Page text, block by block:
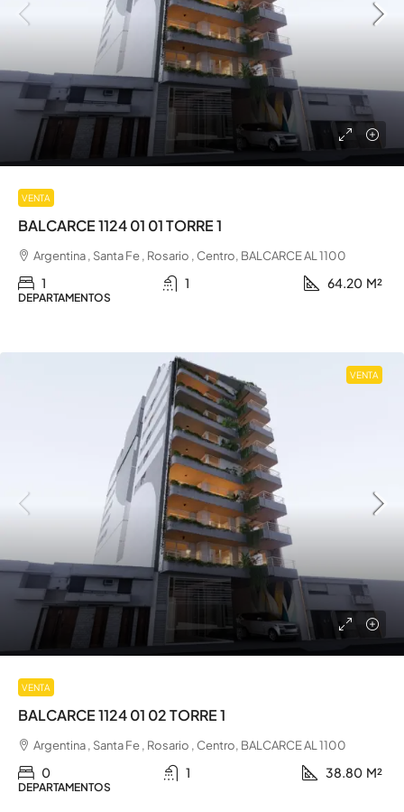
VENTA
BALCARCE 1124 01 01 TORRE 1
Argentina , Santa Fe , Rosario , Centro, BALCARCE AL 1100
1 1 64.20 M²
DEPARTAMENTOS
VENTA
VENTA
BALCARCE 1124 01 02 TORRE 1
Argentina , Santa Fe , Rosario , Centro, BALCARCE AL 1100
0 1 38.80 M²
DEPARTAMENTOS